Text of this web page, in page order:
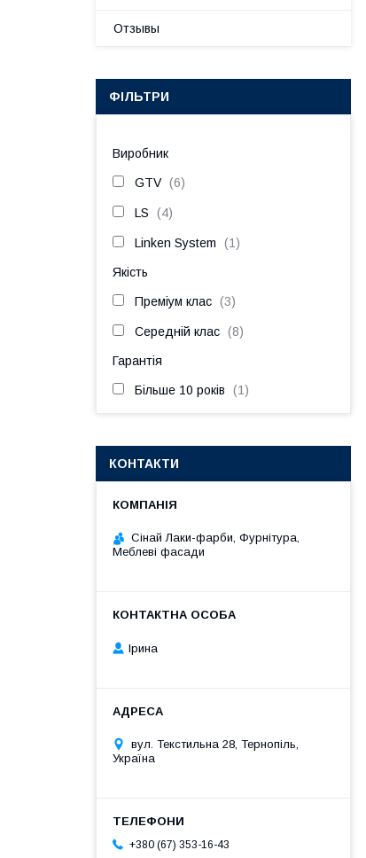
Отзывы
ФІЛЬТРИ
Виробник
GTV 6
LS 4
Linken System 1
Якість
Преміум клас 3
Середній клас 8
Гарантія
Більше 10 років 1
КОНТАКТИ
Сінай Лаки-фарби, Фурнітура,
Меблеві фасади
Ірина
вул. Текстильна 28, Тернопіль,
Україна
+380 (67) 353-16-43